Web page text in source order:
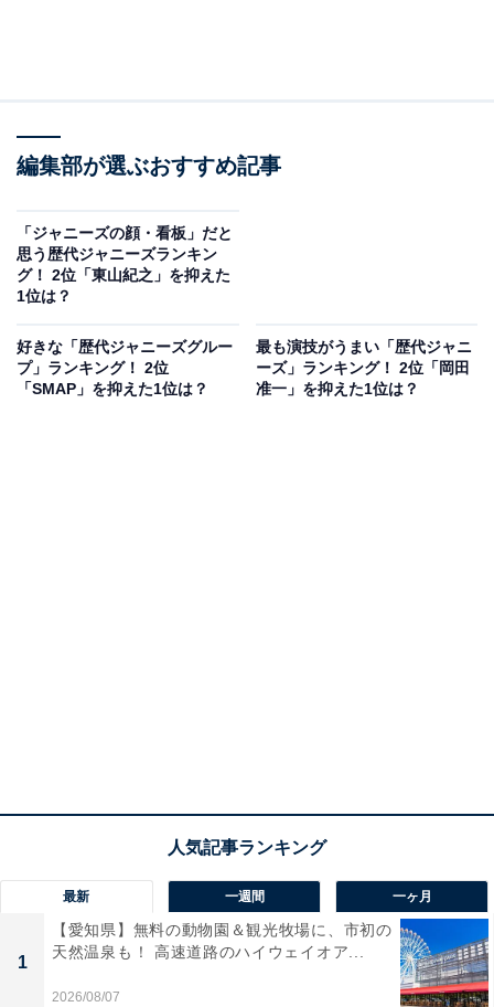
編集部が選ぶおすすめ記事
「ジャニーズの顔・看板」だと
思う歴代ジャニーズランキン
グ！ 2位「東山紀之」を抑えた
1位は？
好きな「歴代ジャニーズグルー
プ」ランキング！ 2位
「SMAP」を抑えた1位は？
最も演技がうまい「歴代ジャニ
ーズ」ランキング！ 2位「岡田
准一」を抑えた1位は？
最新 一週間 一ヶ月
1
【愛知県】無料の動物園＆観光牧場に、市初の
天然温泉も！ 高速道路のハイウェイオア...
2026/08/07